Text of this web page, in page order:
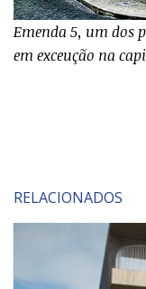
Emenda 5, um dos
em exceução na
RELACIONADOS